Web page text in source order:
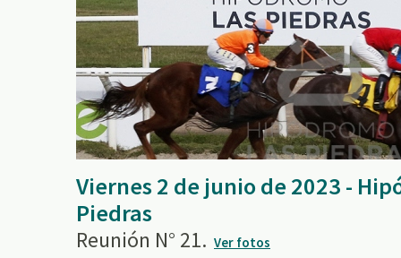
Viernes 2 de junio de 2023 -
Piedras
Reunión N° 21. Ver fotos